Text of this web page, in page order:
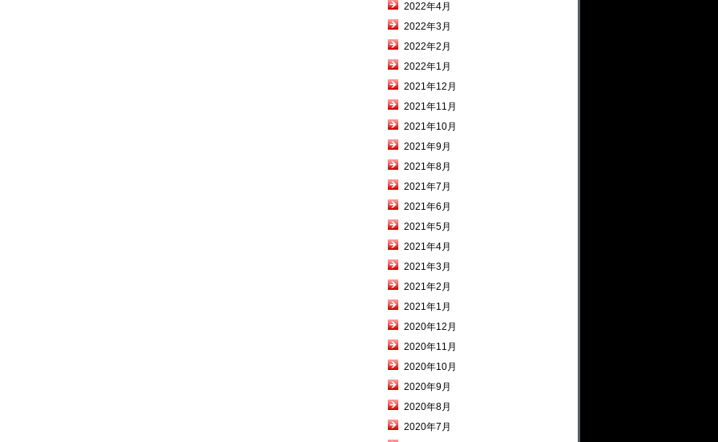
2022年4月
2022年3月
2022年2月
2022年1月
2021年12月
2021年11月
2021年10月
2021年9月
2021年8月
2021年7月
2021年6月
2021年5月
2021年4月
2021年3月
2021年2月
2021年1月
2020年12月
2020年11月
2020年10月
2020年9月
2020年8月
2020年7月